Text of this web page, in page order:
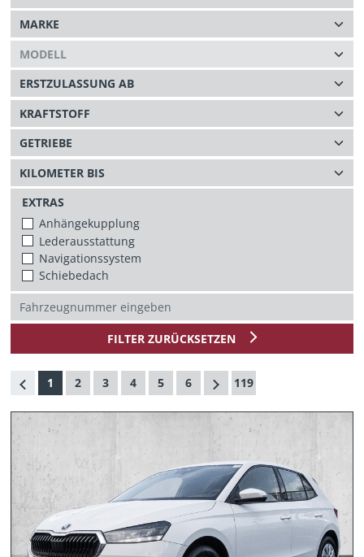
EXTRAS
Anhängekupplung
Lederausstattung
Navigationssystem
Schiebedach
FILTER ZURÜCKSETZEN
1 2 3 4 5 6 119